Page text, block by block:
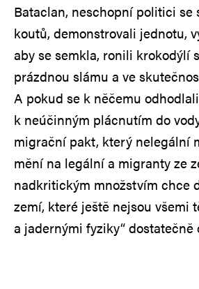
Bataclan, neschopní politici se
koutů, demonstrovali jednotu,
aby se semkla, ronili krokodýlí
prázdnou slámu a ve
A pokud se k něčemu
k neúčinným plácnutím do
migrační pakt, který nelegální
mění na legální a migranty ze
nadkritickým množstvím chce
zemí, které ještě nejsou všemi
a jadernými fyziky“ dostatečně